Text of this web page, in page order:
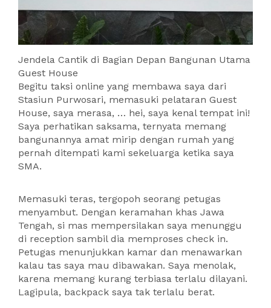
Jendela Cantik di Bagian Depan Bangunan Utama
Guest House
Begitu taksi online yang membawa saya dari
Stasiun Purwosari, memasuki pelataran Guest
House, saya merasa, … hei, saya kenal tempat ini!
Saya perhatikan saksama, ternyata memang
bangunannya amat mirip dengan rumah yang
pernah ditempati kami sekeluarga ketika saya
SMA.
Memasuki teras, tergopoh seorang petugas
menyambut. Dengan keramahan khas Jawa
Tengah, si mas mempersilakan saya menunggu
di reception sambil dia memproses check in.
Petugas menunjukkan kamar dan menawarkan
kalau tas saya mau dibawakan. Saya menolak,
karena memang kurang terbiasa terlalu dilayani.
Lagipula, backpack saya tak terlalu berat.